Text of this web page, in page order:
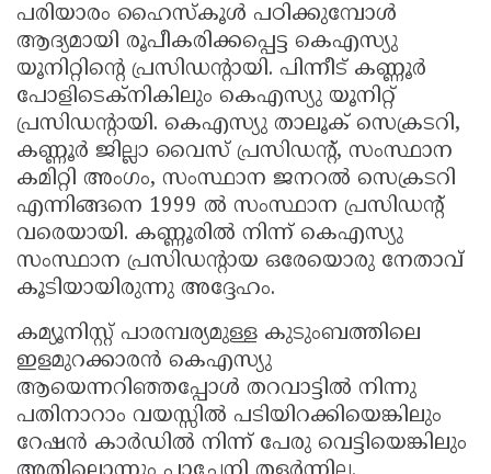
പരിയാരം ഹൈസ്‌കൂള്‍ പഠിക്കുമ്പോള്‍
ആദ്യമായി രൂപീകരിക്കപ്പെട്ട കെഎസ്യു
യൂനിറ്റിന്റെ പ്രസിഡന്റായി. പിന്നീട് കണ്ണൂര്‍
പോളിടെക്‌നികിലും കെഎസ്യു യൂനിറ്റ്
പ്രസിഡന്റായി. കെഎസ്യു താലൂക് സെക്രടറി,
കണ്ണൂര്‍ ജില്ലാ വൈസ് പ്രസിഡന്റ്, സംസ്ഥാന
കമിറ്റി അംഗം, സംസ്ഥാന ജനറല്‍ സെക്രടറി
എന്നിങ്ങനെ 1999 ല്‍ സംസ്ഥാന പ്രസിഡന്റ്
വരെയായി. കണ്ണൂരില്‍ നിന്ന് കെഎസ്യു
സംസ്ഥാന പ്രസിഡന്റായ ഒരേയൊരു നേതാവ്
കൂടിയായിരുന്നു അദ്ദേഹം.
കമ്യൂനിസ്റ്റ് പാരമ്പര്യമുള്ള കുടുംബത്തിലെ
ഇളമുറക്കാരന്‍ കെഎസ്യു
ആയെന്നറിഞ്ഞപ്പോള്‍ തറവാട്ടില്‍ നിന്നു
പതിനാറാം വയസ്സില്‍ പടിയിറക്കിയെങ്കിലും
റേഷന്‍ കാര്‍ഡില്‍ നിന്ന് പേരു വെട്ടിയെങ്കിലും